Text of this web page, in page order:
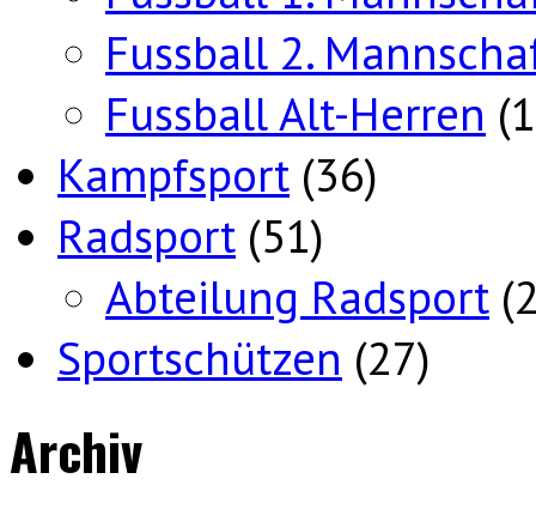
Fussball 2.
Fussball Alt-Herren
Kampfsport (36)
Radsport (51)
Abteilung Radsport
Sportschützen (27)
Archiv